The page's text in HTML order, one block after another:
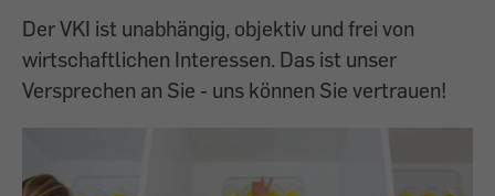
Der VKI ist unabhängig, objektiv und frei von
wirtschaftlichen Interessen. Das ist unser
Versprechen an Sie - uns können Sie vertrauen!